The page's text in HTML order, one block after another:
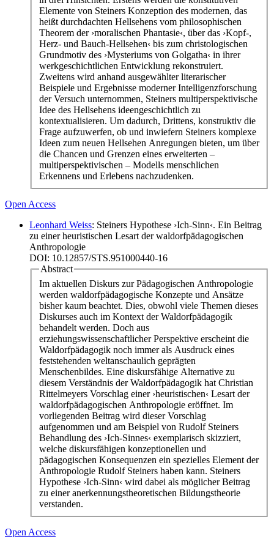
Elemente von Steiners Konzeption des modernen, das
heißt durchdachten Hellsehens vom philosophischen
Theorem der ›moralischen Phantasie‹, über das ›Kopf-,
Herz- und Bauch-Hellsehen‹ bis zum christologischen
Grundmotiv des ›Mysteriums von Golgatha‹ in ihrer
werkgeschichtlichen Entwicklung rekonstruiert.
Zweitens wird anhand ausgewählter literarischer
Beispiele und Ergebnisse moderner Intelligenzforschung
der Versuch unternommen, Steiners multiperspektivische
Idee des Hellsehens ideengeschichtlich zu
kontextualisieren. Um dadurch, Drittens, konstruktiv die
Frage aufzuwerfen, ob und inwiefern Steiners komplexe
Ideen zum neuen Hellsehen Anregungen bieten, um über
die Chancen und Grenzen eines erweiterten –
multiperspektivischen – Modells menschlichen
Erkennens und Erlebens nachzudenken.
Open Access
Leonhard Weiss: Steiners Hypothese ›Ich-Sinn‹. Ein Beitrag
zu einer heuristischen Lesart der waldorfpädagogischen
Anthropologie
DOI: 10.12857/STS.951000440-16
Abstract
Im aktuellen Diskurs zur Pädagogischen Anthropologie
werden waldorfpädagogische Konzepte und Ansätze
bisher kaum beachtet. Dies, obwohl viele Themen dieses
Diskurses auch im Kontext der Waldorfpädagogik
behandelt werden. Doch aus
erziehungswissenschaftlicher Perspektive erscheint die
Waldorfpädagogik noch immer als Ausdruck eines
feststehenden weltanschaulich geprägten
Menschenbildes. Eine diskursfähige Alternative zu
diesem Verständnis der Waldorfpädagogik hat Christian
Rittelmeyers Vorschlag einer ›heuristischen‹ Lesart der
waldorfpädagogischen Anthropologie eröffnet. Im
vorliegenden Beitrag wird dieser Vorschlag
aufgenommen und am Beispiel von Rudolf Steiners
Behandlung des ›Ich-Sinnes‹ exemplarisch skizziert,
welche diskursfähigen konzeptionellen und
pädagogischen Konsequenzen ein spezielles Element der
Anthropologie Rudolf Steiners haben kann. Steiners
Hypothese ›Ich-Sinn‹ wird dabei als möglicher Beitrag
zu einer anerkennungstheoretischen Bildungstheorie
verstanden.
Open Access